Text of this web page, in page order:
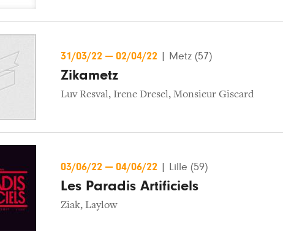
31/03/22 — 02/04/22 Metz (57)
Zikametz
Luv Resval, Irene Dresel, Monsieur Giscard
03/06/22 — 04/06/22 Lille (59)
Les Paradis Artificiels
Ziak, Laylow